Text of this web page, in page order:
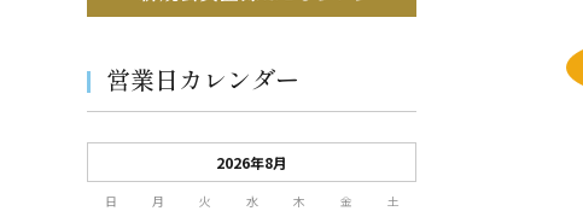
営業日カレンダー
2026年8月
日 月 火 水 木 金 土